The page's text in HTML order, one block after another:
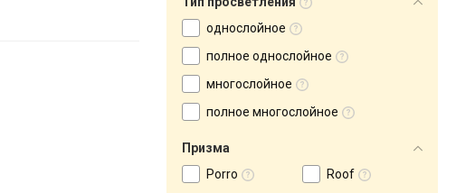
однослойное
полное однослойное
многослойное
полное многослойное
Призма
Porro
Roof